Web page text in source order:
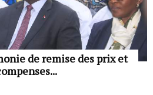
de remise des prix et